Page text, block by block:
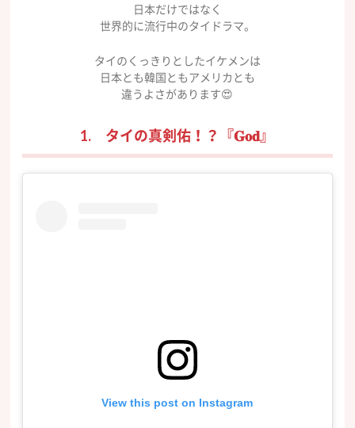
日本だけではなく
世界的に流行中のタイドラマ。
タイのくっきりとしたイケメンは
日本とも韓国ともアメリカとも
違うよさがあります😍
1. タイの真剣佑！？『𝐆𝐨𝐝』
View this post on Instagram